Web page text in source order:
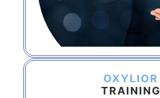
OXYLIOR
TRAINING